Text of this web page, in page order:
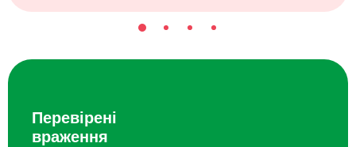
Перевірені
враження